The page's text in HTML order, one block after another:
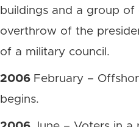
buildings and a group
overthrow of the
of a military council.
2006 February –
begins.